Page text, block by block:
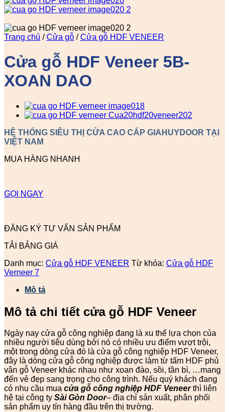
Trang chủ / Cửa gỗ / Cửa gỗ HDF VENEER
Cửa gỗ HDF Veneer 5B-
XOAN DAO
HỆ THỐNG SIÊU THỊ CỬA CAO CẤP GIAHUYDOOR TẠI
VIỆT NAM
MUA HÀNG NHANH
GỌI NGAY
ĐĂNG KÝ TƯ VẤN SẢN PHẨM
TẢI BẢNG GIÁ
Danh mục: Cửa gỗ HDF VENEER Từ khóa: Cửa gỗ HDF
Verneer 7
Mô tả
Mô tả chi tiết cửa gỗ HDF Veneer
Ngày nay cửa gỗ công nghiệp đang là xu thế lựa chọn của
nhiều người tiêu dùng bởi nó có nhiều ưu điểm vượt trội,
một trong dòng cửa đó là cửa gỗ công nghiệp HDF Veneer,
đây là dòng cửa gỗ công nghiệp được làm từ tấm HDF phủ
vân gỗ Veneer khác nhau như xoan đào, sồi, tần bì, …mang
đến vẻ đẹp sang trọng cho công trình. Nếu quý khách đang
có nhu cầu mua cửa gỗ công nghiệp HDF Veneerthì liên
hệ tại công ty Sài Gòn Door– địa chỉ sản xuất, phân phối
sản phẩm uy tín hàng đầu trên thị trường.